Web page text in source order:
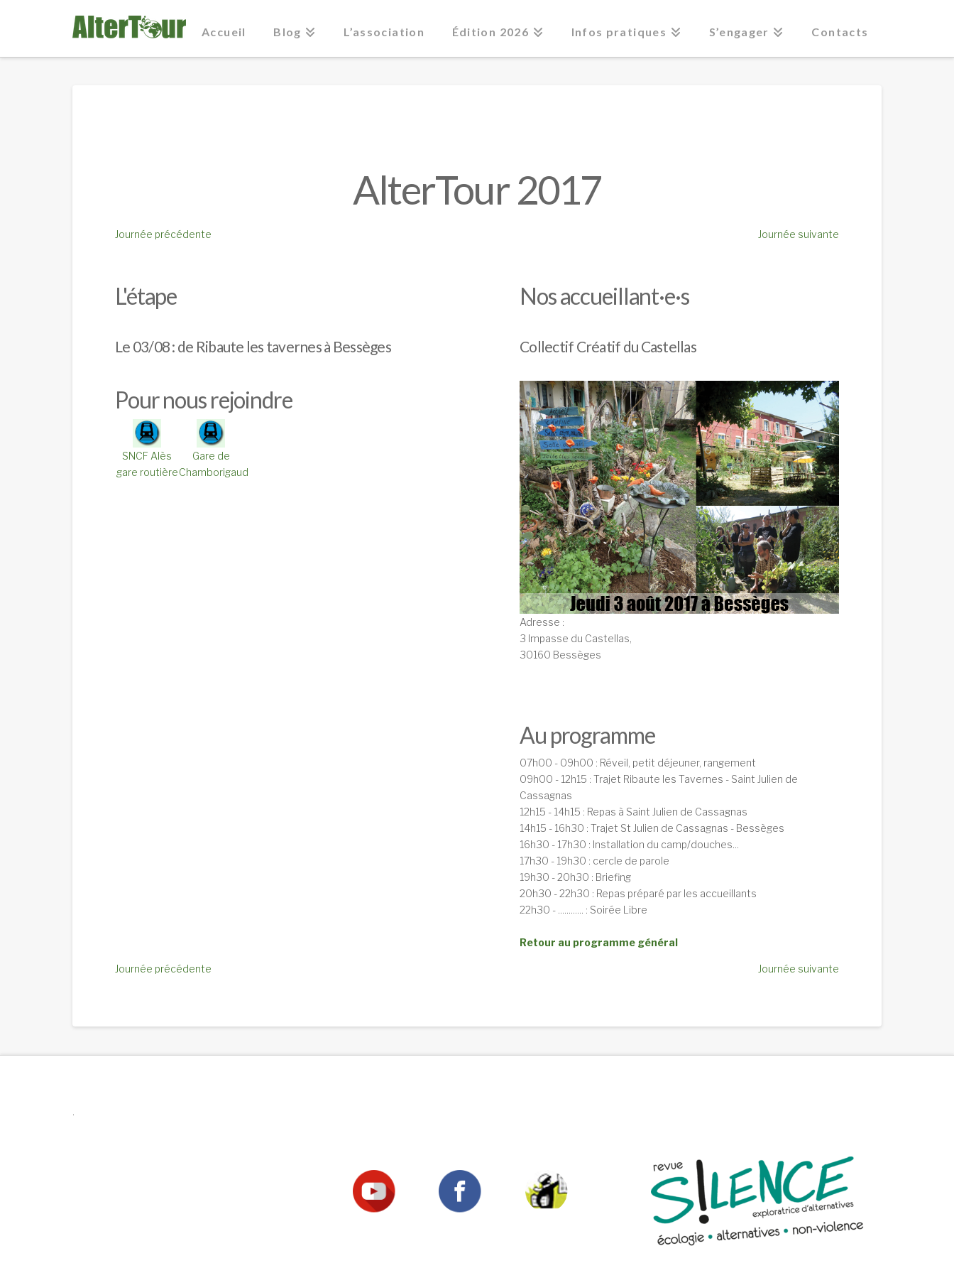
Accueil Blog L’association Édition 2026 Infos pratiques S’engager Contacts
AlterTour 2017
Journée précédente Journée suivante
L'étape
Le 03/08 : de Ribaute les tavernes à Bessèges
Pour nous rejoindre
SNCF Alès
gare routière
Gare de
Chamborigaud
Nos accueillant·e·s
Collectif Créatif du Castellas
Adresse :
3 Impasse du Castellas,
30160 Bessèges
Au programme
07h00 - 09h00 : Réveil, petit déjeuner, rangement
09h00 - 12h15 : Trajet Ribaute les Tavernes - Saint Julien de
Cassagnas
12h15 - 14h15 : Repas à Saint Julien de Cassagnas
14h15 - 16h30 : Trajet St Julien de Cassagnas - Bessèges
16h30 - 17h30 : Installation du camp/douches...
17h30 - 19h30 : cercle de parole
19h30 - 20h30 : Briefing
20h30 - 22h30 : Repas préparé par les accueillants
22h30 - ............ : Soirée Libre
Retour au programme général
Journée précédente Journée suivante